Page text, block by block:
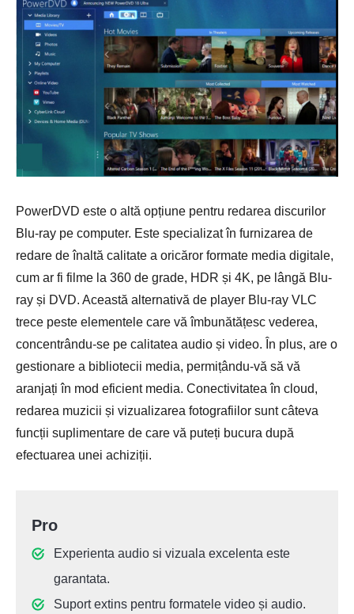
PowerDVD este o altă opțiune pentru redarea discurilor
Blu-ray pe computer. Este specializat în furnizarea de
redare de înaltă calitate a oricăror formate media digitale,
cum ar fi filme la 360 de grade, HDR și 4K, pe lângă Blu-
ray și DVD. Această alternativă de player Blu-ray VLC
trece peste elementele care vă îmbunătățesc vederea,
concentrându-se pe calitatea audio și video. În plus, are o
gestionare a bibliotecii media, permițându-vă să vă
aranjați în mod eficient media. Conectivitatea în cloud,
redarea muzicii și vizualizarea fotografiilor sunt câteva
funcții suplimentare de care vă puteți bucura după
efectuarea unei achiziții.
Pro
Experienta audio si vizuala excelenta este
garantata.
Suport extins pentru formatele video și audio.